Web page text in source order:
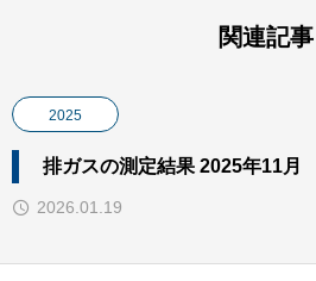
関連記事
2025
排ガスの測定結果 2025年11月
2026.01.19